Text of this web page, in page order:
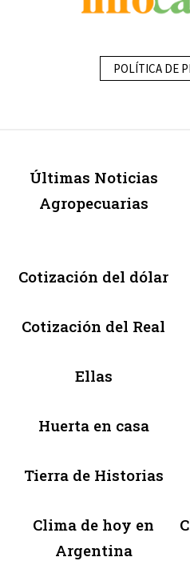
POLÍTICA DE
Últimas Noticias
Agropecuarias
Cotización del dólar
Cotización del Real
Ellas
Huerta en casa
Tierra de Historias
Clima de hoy en
Argentina